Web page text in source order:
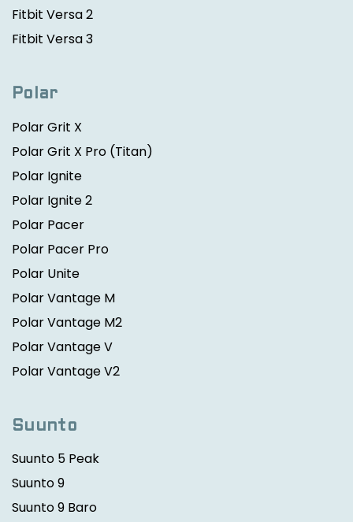
Fitbit Versa 2
Fitbit Versa 3
Polar
Polar Grit X
Polar Grit X Pro (Titan)
Polar Ignite
Polar Ignite 2
Polar Pacer
Polar Pacer Pro
Polar Unite
Polar Vantage M
Polar Vantage M2
Polar Vantage V
Polar Vantage V2
Suunto
Suunto 5 Peak
Suunto 9
Suunto 9 Baro